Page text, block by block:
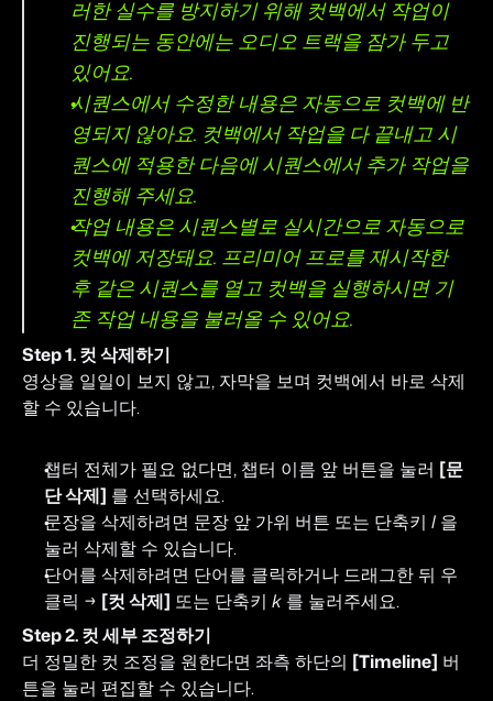
러한 실수를 방지하기 위해 컷백에서 작업이
진행되는 동안에는 오디오 트랙을 잠가 두고
있어요.
시퀀스에서 수정한 내용은 자동으로 컷백에 반
영되지 않아요. 컷백에서 작업을 다 끝내고 시
퀀스에 적용한 다음에 시퀀스에서 추가 작업을
진행해 주세요.
작업 내용은 시퀀스별로 실시간으로 자동으로
컷백에 저장돼요. 프리미어 프로를 재시작한
후 같은 시퀀스를 열고 컷백을 실행하시면 기
존 작업 내용을 불러올 수 있어요.
Step 1. 컷 삭제하기
영상을 일일이 보지 않고, 자막을 보며 컷백에서 바로 삭제
할 수 있습니다.
챕터 전체가 필요 없다면, 챕터 이름 앞 버튼을 눌러 [문
단 삭제] 를 선택하세요.
문장을 삭제하려면 문장 앞 가위 버튼 또는 단축키 l 을
눌러 삭제할 수 있습니다.
단어를 삭제하려면 단어를 클릭하거나 드래그한 뒤 우
클릭 → [컷 삭제] 또는 단축키 k 를 눌러주세요.
Step 2. 컷 세부 조정하기
더 정밀한 컷 조정을 원한다면 좌측 하단의 [Timeline] 버
튼을 눌러 편집할 수 있습니다.